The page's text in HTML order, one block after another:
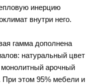
инерцию
внутри него.
гамма дополнена
натуральный цвет
арочный
При этом 95% мебели и